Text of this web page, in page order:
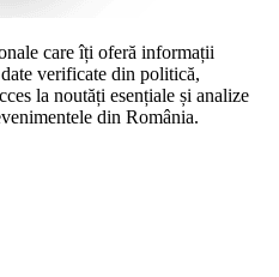
care îți oferă informații
verificate din politică,
la noutăți esențiale și analize
din România.